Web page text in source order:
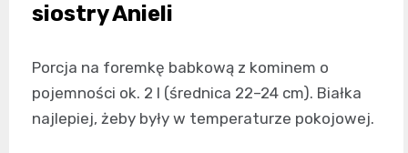
siostry Anieli
Porcja na foremkę babkową z kominem o
pojemności ok. 2 l (średnica 22–24 cm). Białka
najlepiej, żeby były w temperaturze pokojowej.